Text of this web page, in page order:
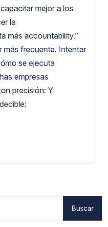
mejor a los
la
más accountability.”
más frecuente. Intentar
se ejecuta
empresas
precisión: Y
Buscar